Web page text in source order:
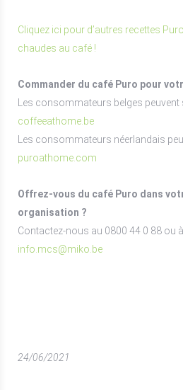
Cliquez ici pour d’autres recettes
chaudes au café !
Commander du café Puro pour
Les consommateurs belges peuvent
coffeeathome.be
Les consommateurs néerlandais
puroathome.com
Offrez-vous du café Puro dans
organisation ?
Contactez-nous au 0800 44 0 88 ou
info.mcs@miko.be
24/06/2021